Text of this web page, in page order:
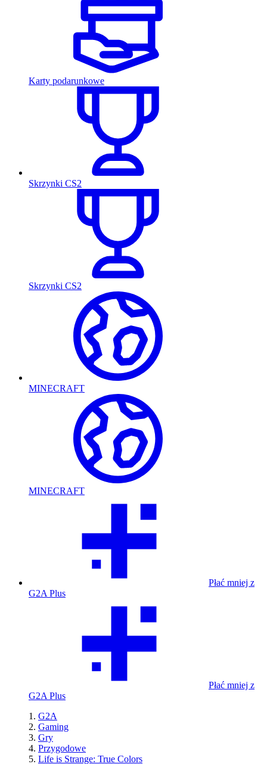
Karty podarunkowe
Skrzynki CS2
Skrzynki CS2
MINECRAFT
MINECRAFT
Płać mniej z
G2A Plus
Płać mniej z
G2A Plus
G2A
Gaming
Gry
Przygodowe
Life is Strange: True Colors